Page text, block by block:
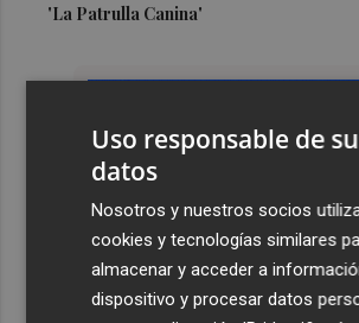
'La Patrulla Canina'
Uso responsable de
datos
Nosotros y nuestros socios
cookies y tecnologías similares
almacenar y acceder a
dispositivo y procesar datos